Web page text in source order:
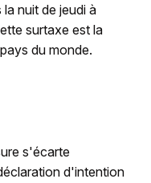
nuit de jeudi à
surtaxe est la
du monde.
s'écarte
d'intention